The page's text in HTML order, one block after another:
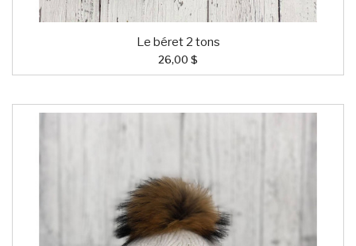
Le béret 2 tons
26,00 $